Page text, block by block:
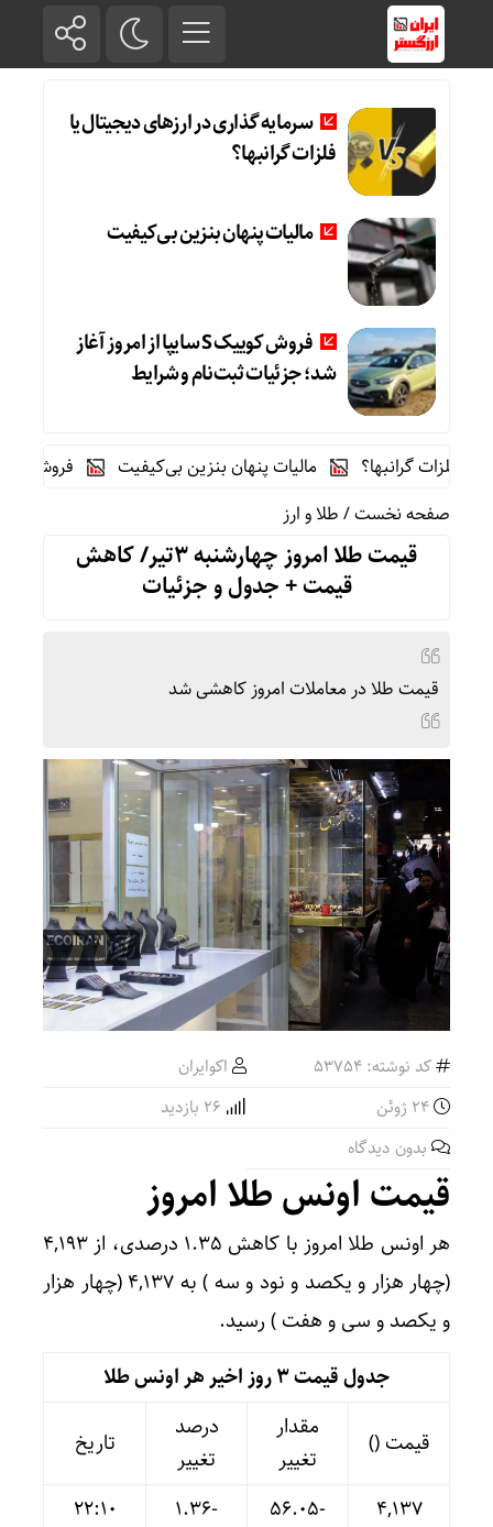
سرمایه گذاری در ارزهای دیجیتال یا
فلزات گرانبها؟
مالیات پنهان بنزین بی‌کیفیت
فروش کوییک S سایپا از امروز آغاز
شد؛ جزئیات ثبت‌نام و شرایط
گرانبها؟ مالیات پنهان بنزین بی‌کیفیت
فروش کوییک S سایپا از امروز آغاز شد؛ جزئیات ثبت‌نام و شرایط
صفحه نخست/طلا و ارز
قیمت طلا امروز چهارشنبه 3تیر/ کاهش
قیمت + جدول و جزئیات
قیمت طلا در معاملات امروز کاهشی شد
کد نوشته: 53754
اکوایران
بدون دیدگاه
قیمت اونس طلا امروز
هر اونس طلا امروز با کاهش ۱.۳۵ درصدی، از ۴,۱۹۳
(چهار هزار و یکصد و نود و سه ) به ۴,۱۳۷ (چهار هزار
و یکصد و سی و هفت ) رسید.
جدول قیمت 3 روز اخیر هر اونس طلا
قیمت ()
مقدار
تغییر
درصد
تغییر
تاریخ
۴,۱۳۷
-۵۶.۰۵ -۱.۳۶
22:10